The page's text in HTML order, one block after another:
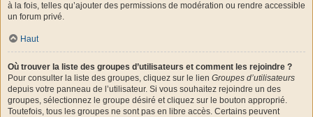
à la fois, telles qu’ajouter des permissions de modération ou rendre accessible
un forum privé.
Haut
Où trouver la liste des groupes d’utilisateurs et comment les rejoindre ?
Pour consulter la liste des groupes, cliquez sur le lien Groupes d’utilisateurs
depuis votre panneau de l’utilisateur. Si vous souhaitez rejoindre un des
groupes, sélectionnez le groupe désiré et cliquez sur le bouton approprié.
Toutefois, tous les groupes ne sont pas en libre accès. Certains peuvent